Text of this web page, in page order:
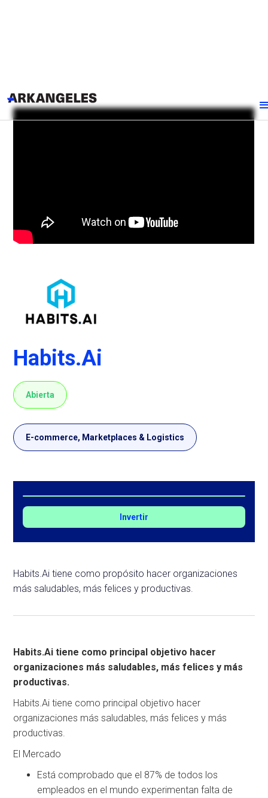
Habits.Ai
Abierta
E-commerce, Marketplaces & Logistics
Invertir
Habits.Ai tiene como propósito hacer organizaciones
más saludables, más felices y productivas.
Habits.Ai tiene como principal objetivo hacer
organizaciones más saludables, más felices y más
productivas.
Habits.Ai tiene como principal objetivo hacer
organizaciones más saludables, más felices y más
productivas.
El Mercado
Está comprobado que el 87% de todos los
empleados en el mundo experimentan falta de